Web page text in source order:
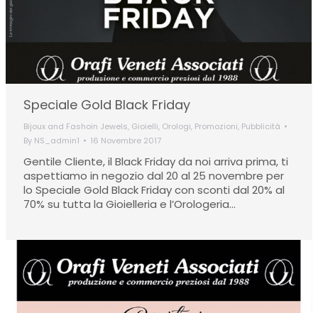
Speciale Gold Black Friday
Bijoux and Fashoin Jewels, Gioielli, Orologi, Promozioni, Pubblicità
By NS_admin1 16 Novembre 2017
Gentile Cliente, il Black Friday da noi arriva prima, ti
aspettiamo in negozio dal 20 al 25 novembre per
lo Speciale Gold Black Friday con sconti dal 20% al
70% su tutta la Gioielleria e l’Orologeria…